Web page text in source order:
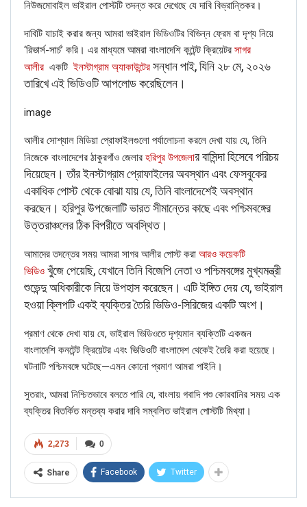
Verified: শুভেন্দু অধিকারীকে নিয়ে ব্যঙ্গাত্মক ভিডিওটি পশ্চিমবঙ্গ নয়, বরং
বাংলাদেশের।
Jun 22, 2026
Fact Check: Did Centre Reject ‘Emergency Use’ Approval
Dec 17, 2020
ENGLISH
Fact Check: Old Pictures Of Indian Flag Being
Disrespected Falsely Linked To Ongoing Farmers’
Protest;…
The above information proves that the viral pictures are
not from Gujarat and hence the claim is false.
নিউজমোবাইল ভাইরাল পোস্টটি তদন্ত করে দেখেছে যে দাবি বিভ্রান্তিকর।
দাবিটি যাচাই করার জন্য আমরা ভাইরাল ভিডিওটির বিভিন্ন ফ্রেম বা দৃশ্য নিয়ে
‘রিভার্স-সার্চ’ করি। এর মাধ্যমে আমরা বাংলাদেশি কন্টেন্ট ক্রিয়েটর সাগর
আলীর একটি ইনস্টাগ্রাম অ্যাকাউন্টের সন্ধান পাই, যিনি ২৮ মে, ২০২৬
তারিখে এই ভিডিওটি আপলোড করেছিলেন।
image
আলীর সোশ্যাল মিডিয়া প্রোফাইলগুলো পর্যালোচনা করলে দেখা যায় যে, তিনি
নিজেকে বাংলাদেশের ঠাকুরগাঁও জেলার হরিপুর উপজেলার বাসিন্দা হিসেবে পরিচয়
দিয়েছেন। তাঁর ইনস্টাগ্রাম প্রোফাইলের অবস্থান এবং ফেসবুকের
একাধিক পোস্ট থেকে বোঝা যায় যে, তিনি বাংলাদেশেই অবস্থান
করছেন। হরিপুর উপজেলাটি ভারত সীমান্তের কাছে এবং পশ্চিমবঙ্গের
উত্তরাঞ্চলের ঠিক বিপরীতে অবস্থিত।
আমাদের তদন্তের সময় আমরা সাগর আলীর পোস্ট করা আরও কয়েকটি
ভিডিও খুঁজে পেয়েছি, যেখানে তিনি বিজেপি নেতা ও পশ্চিমবঙ্গের মুখ্যমন্ত্রী
শুভেন্দু অধিকারীকে নিয়ে উপহাস করেছেন। এটি ইঙ্গিত দেয় যে, ভাইরাল
হওয়া ক্লিপটি একই ব্যক্তির তৈরি ভিডিও-সিরিজের একটি অংশ।
প্রমাণ থেকে দেখা যায় যে, ভাইরাল ভিডিওতে দৃশ্যমান ব্যক্তিটি একজন
বাংলাদেশি কনটেন্ট ক্রিয়েটর এবং ভিডিওটি বাংলাদেশ থেকেই তৈরি করা হয়েছে।
ঘটনাটি পশ্চিমবঙ্গে ঘটেছে—এমন কোনো প্রমাণ আমরা পাইনি।
সুতরাং, আমরা নিশ্চিতভাবে বলতে পারি যে, বাংলায় গবাদি পশু কোরবানির সময় এক
ব্যক্তির বিতর্কিত মন্তব্য করার দাবি সম্বলিত ভাইরাল পোস্টটি মিথ্যা।
0
2,273
Share Facebook Twitter